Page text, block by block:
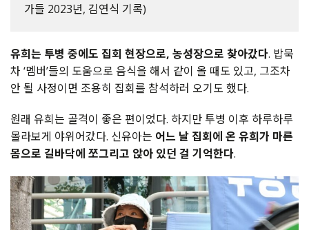
가들 2023년, 김연식 기록)
유희는 투병 중에도 집회 현장으로, 농성장으로 찾아갔다. 밥묵
차 ‘멤버’들의 도움으로 음식을 해서 같이 올 때도 있고, 그조차
안 될 사정이면 조용히 집회를 참석하러 오기도 했다.
원래 유희는 골격이 좋은 편이었다. 하지만 투병 이후 하루하루
몰라보게 야위어갔다. 신유아는 어느 날 집회에 온 유희가 마른
몸으로 길바닥에 쪼그리고 앉아 있던 걸 기억한다.